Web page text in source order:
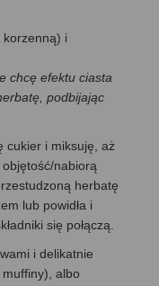
i
chcę efektu ciasta
podbijając
cukier i miksuję, aż
nabiorą
herbatę
lub powidła i
się połączą.
i delikatnie
albo